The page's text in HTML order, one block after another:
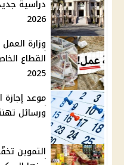
2026
2025
ورسائل